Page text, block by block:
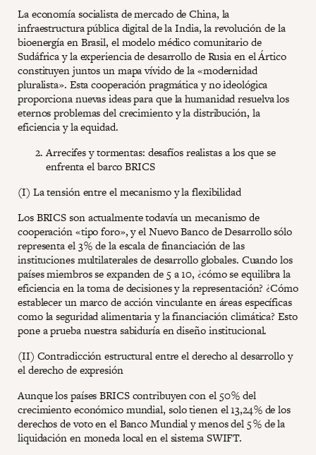
La economía socialista de mercado de China, la
infraestructura pública digital de la India, la revolución de la
bioenergía en Brasil, el modelo médico comunitario de
Sudáfrica y la experiencia de desarrollo de Rusia en el Ártico
constituyen juntos un mapa vívido de la «modernidad
pluralista». Esta cooperación pragmática y no ideológica
proporciona nuevas ideas para que la humanidad resuelva los
eternos problemas del crecimiento y la distribución, la
eficiencia y la equidad.
Arrecifes y tormentas: desafíos realistas a los que se
enfrenta el barco BRICS
(I) La tensión entre el mecanismo y la flexibilidad
Los BRICS son actualmente todavía un mecanismo de
cooperación «tipo foro», y el Nuevo Banco de Desarrollo sólo
representa el 3 % de la escala de financiación de las
instituciones multilaterales de desarrollo globales. Cuando los
países miembros se expanden de 5 a 10, ¿cómo se equilibra la
eficiencia en la toma de decisiones y la representación? ¿Cómo
establecer un marco de acción vinculante en áreas específicas
como la seguridad alimentaria y la financiación climática? Esto
pone a prueba nuestra sabiduría en diseño institucional.
(II) Contradicción estructural entre el derecho al desarrollo y
el derecho de expresión
Aunque los países BRICS contribuyen con el 50 % del
crecimiento económico mundial, solo tienen el 13,24 % de los
derechos de voto en el Banco Mundial y menos del 5 % de la
liquidación en moneda local en el sistema SWIFT.